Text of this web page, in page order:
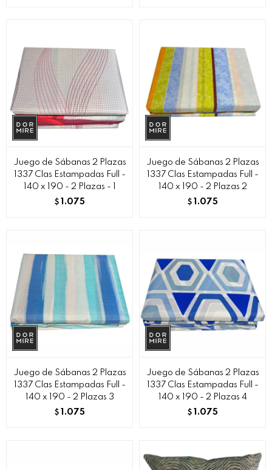
Juego de Sábanas 2 Plazas
1337 Clas Estampadas Full -
140 x 190 - 2 Plazas - 1
$ 1.075
Juego de Sábanas 2 Plazas
1337 Clas Estampadas Full -
140 x 190 - 2 Plazas 2
$ 1.075
Juego de Sábanas 2 Plazas
1337 Clas Estampadas Full -
140 x 190 - 2 Plazas 3
$ 1.075
Juego de Sábanas 2 Plazas
1337 Clas Estampadas Full -
140 x 190 - 2 Plazas 4
$ 1.075